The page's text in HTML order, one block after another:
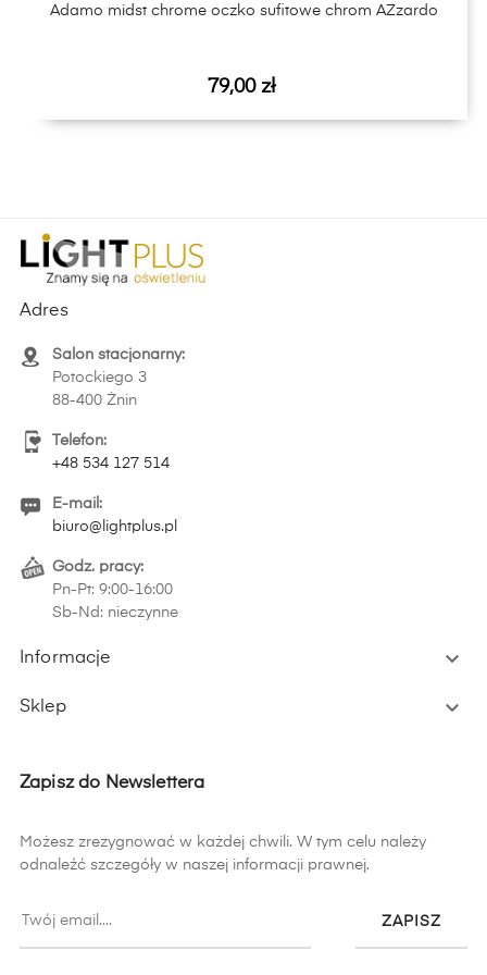
Adamo midst chrome oczko sufitowe chrom AZzardo
Cena
79,00 zł
Adres
Salon stacjonarny:
Potockiego 3
88-400 Żnin
Telefon:
+48 534 127 514
E-mail:
biuro@lightplus.pl
Godz. pracy:
Pn-Pt: 9:00-16:00
Sb-Nd: nieczynne
Informacje 
Sklep 
Zapisz do Newslettera
Możesz zrezygnować w każdej chwili. W tym celu należy
odnaleźć szczegóły w naszej informacji prawnej.
ZAPISZ